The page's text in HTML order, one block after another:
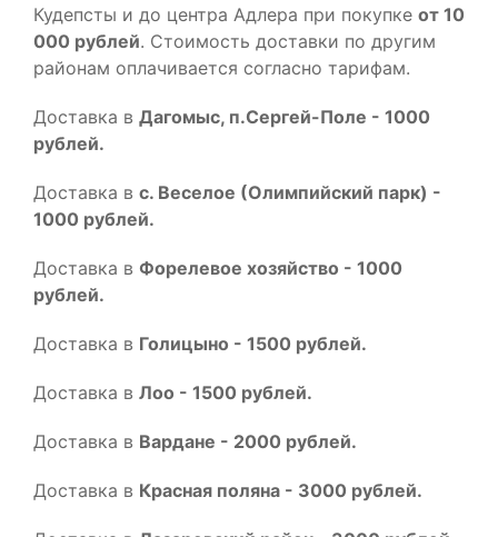
Кудепсты и до центра Адлера при покупке от 10
000 рублей. Стоимость доставки по другим
районам оплачивается согласно тарифам.
Доставка в Дагомыс, п.Сергей-Поле - 1000
рублей.
Доставка в с. Веселое (Олимпийский парк) -
1000 рублей.
Доставка в Форелевое хозяйство - 1000
рублей.
Доставка в Голицыно - 1500 рублей.
Доставка в Лоо - 1500 рублей.
Доставка в Вардане - 2000 рублей.
Доставка в Красная поляна - 3000 рублей.